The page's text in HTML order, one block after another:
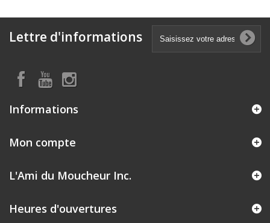
Lettre d'informations
Informations
Mon compte
L'Ami du Moucheur Inc.
Heures d'ouvertures